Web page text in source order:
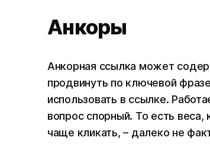
Анкоры
Анкорная ссылка может
продвинуть по ключевой
использовать в ссылке.
вопрос спорный. То есть веса,
чаще кликать, – далеко не